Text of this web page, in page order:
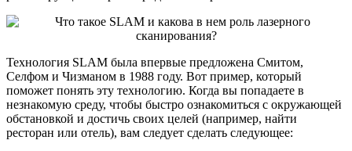
Технология SLAM была впервые предложена Смитом,
Селфом и Чизманом в 1988 году. Вот пример, который
поможет понять эту технологию. Когда вы попадаете в
незнакомую среду, чтобы быстро ознакомиться с окружающей
обстановкой и достичь своих целей (например, найти
ресторан или отель), вам следует сделать следующее: